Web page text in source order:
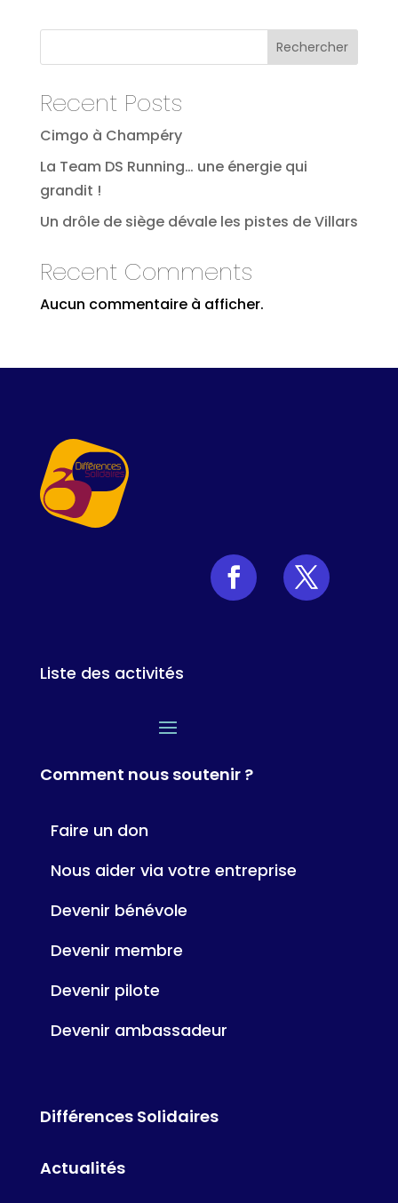
Rechercher
Recent Posts
Cimgo à Champéry
La Team DS Running… une énergie qui
grandit !
Un drôle de siège dévale les pistes de Villars
Recent Comments
Aucun commentaire à afficher.
Liste des activités
Comment nous soutenir ?
Faire un don
Nous aider via votre entreprise
Devenir bénévole
Devenir membre
Devenir pilote
Devenir ambassadeur
Différences Solidaires
Actualités